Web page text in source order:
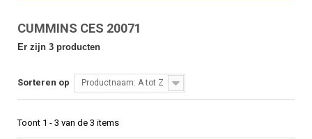
CUMMINS CES 20071
Er zijn 3 producten
Sorteren op Productnaam: A tot Z
Toont 1 - 3 van de 3 items